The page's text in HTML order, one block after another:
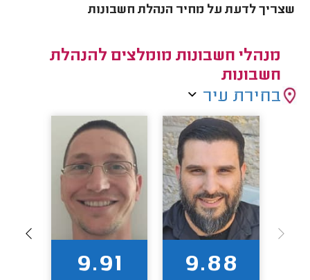
שצריך לדעת על מחיר הנהלת חשבונות
מנהלי חשבונות מומלצים להנהלת
חשבונות
בחירת עיר
9.88
9.91